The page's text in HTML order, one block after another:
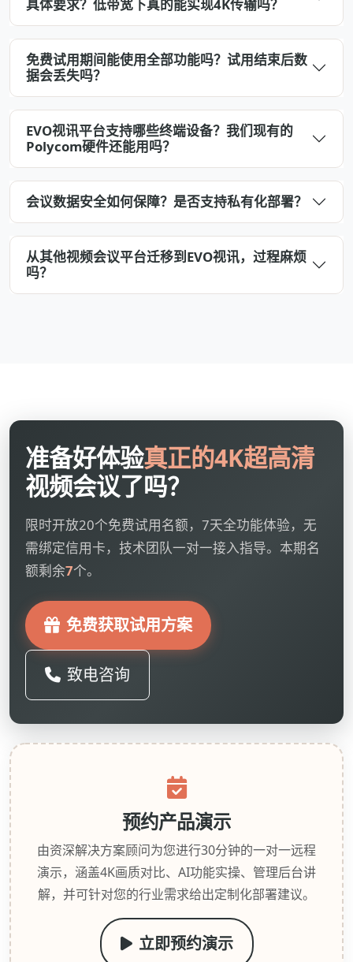
具体要求？低带宽下真的能实现4K传输吗？
免费试用期间能使用全部功能吗？试用结束后数
据会丢失吗？
EVO视讯平台支持哪些终端设备？我们现有的
Polycom硬件还能用吗？
会议数据安全如何保障？是否支持私有化部署？
从其他视频会议平台迁移到EVO视讯，过程麻烦
吗？
准备好体验真正的4K超高清
视频会议了吗？
限时开放20个免费试用名额，7天全功能体验，无
需绑定信用卡，技术团队一对一接入指导。本期名
额剩余7个。
免费获取试用方案
致电咨询
预约产品演示
由资深解决方案顾问为您进行30分钟的一对一远程
演示，涵盖4K画质对比、AI功能实操、管理后台讲
解，并可针对您的行业需求给出定制化部署建议。
立即预约演示